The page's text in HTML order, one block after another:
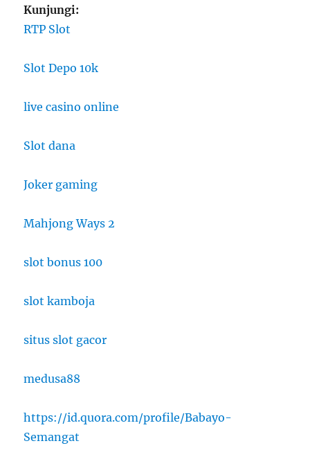
Kunjungi:
RTP Slot
Slot Depo 10k
live casino online
Slot dana
Joker gaming
Mahjong Ways 2
slot bonus 100
slot kamboja
situs slot gacor
medusa88
https://id.quora.com/profile/Babayo-
Semangat